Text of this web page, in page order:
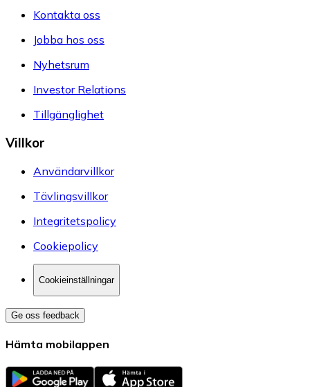
Kontakta oss
Jobba hos oss
Nyhetsrum
Investor Relations
Tillgänglighet
Villkor
Användarvillkor
Tävlingsvillkor
Integritetspolicy
Cookiepolicy
Cookieinställningar
Ge oss feedback
Hämta mobilappen